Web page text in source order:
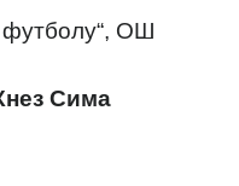
футболу“, ОШ
Сима